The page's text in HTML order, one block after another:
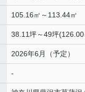
105.16㎡～113.44㎡
38.11坪～49坪
2026年6月（予定）
-